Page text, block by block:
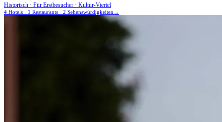
Historisch · Für Erstbesucher · Kultur-Viertel
4 Hotels · 1 Restaurants · 2 Sehenswürdigkeiten →